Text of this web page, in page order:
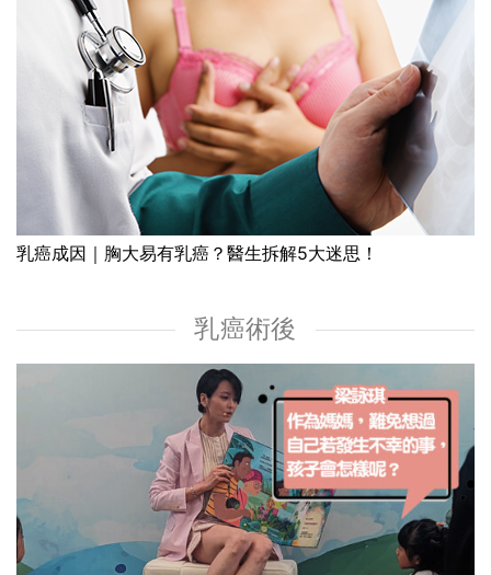
乳癌成因｜胸大易有乳癌？醫生拆解5大迷思！
乳癌術後